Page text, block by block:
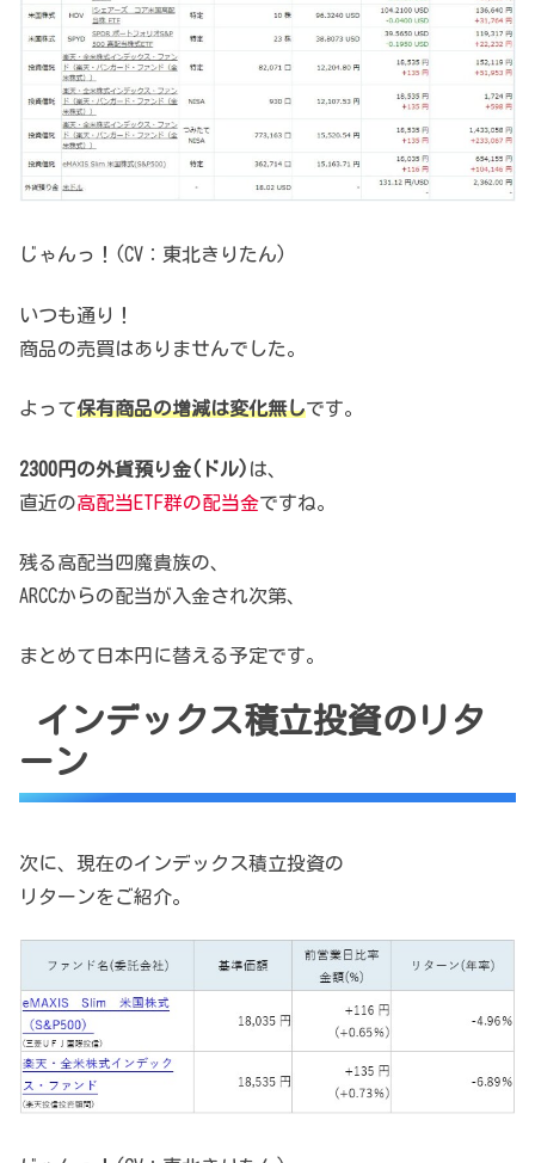
じゃんっ！(CV：東北きりたん)
いつも通り！
商品の売買はありませんでした。
よって保有商品の増減は変化無しです。
2300円の外貨預り金(ドル) は、
直近の高配当ETF群の配当金ですね。
残る高配当四魔貴族の、
ARCCからの配当が入金され次第、
まとめて日本円に替える予定です。
インデックス積立投資のリタ
ーン
次に、現在のインデックス積立投資の
リターンをご紹介。